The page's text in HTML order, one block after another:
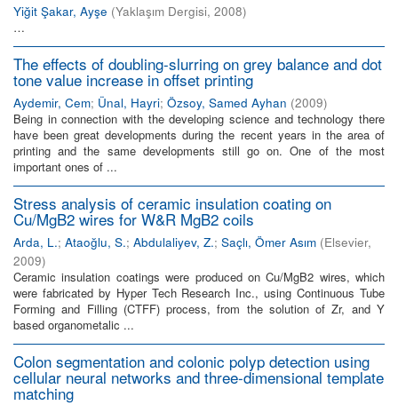
Yiğit Şakar, Ayşe (Yaklaşım Dergisi, 2008)
…
The effects of doubling-slurring on grey balance and dot
tone value increase in offset printing
Aydemir, Cem; Ünal, Hayri; Özsoy, Samed Ayhan (2009)
Being in connection with the developing science and technology there
have been great developments during the recent years in the area of
printing and the same developments still go on. One of the most
important ones of ...
Stress analysis of ceramic insulation coating on
Cu/MgB2 wires for W&R MgB2 coils
Arda, L.; Ataoğlu, S.; Abdulaliyev, Z.; Saçlı, Ömer Asım (Elsevier,
2009)
Ceramic insulation coatings were produced on Cu/MgB2 wires, which
were fabricated by Hyper Tech Research Inc., using Continuous Tube
Forming and Filling (CTFF) process, from the solution of Zr, and Y
based organometalic ...
Colon segmentation and colonic polyp detection using
cellular neural networks and three-dimensional template
matching